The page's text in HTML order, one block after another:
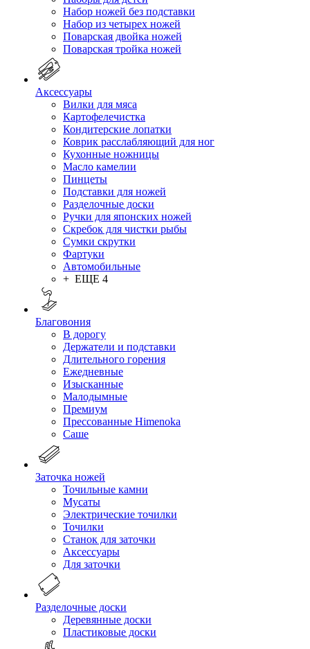
Набор ножей без подставки
Набор из четырех ножей
Поварская двойка ножей
Поварская тройка ножей
Аксессуары
Вилки для мяса
Картофелечистка
Кондитерские лопатки
Коврик расслабляющий для ног
Кухонные ножницы
Масло камелии
Пинцеты
Подставки для ножей
Разделочные доски
Ручки для японских ножей
Скребок для чистки рыбы
Сумки скрутки
Фартуки
Автомобильные
+ ЕЩЕ 4
Благовония
В дорогу
Держатели и подставки
Длительного горения
Ежедневные
Изысканные
Малодымные
Премиум
Прессованные Himenoka
Саше
Заточка ножей
Точильные камни
Мусаты
Электрические точилки
Точилки
Станок для заточки
Аксессуары
Для заточки
Разделочные доски
Деревянные доски
Пластиковые доски